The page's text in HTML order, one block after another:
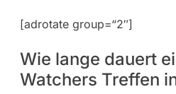
[adrotate group=“2″]
Wie lange dauert
Watchers Treffen